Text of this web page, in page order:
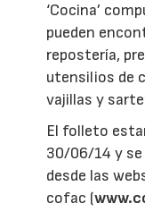
‘Cocina’
pueden
repostería,
utensilios de
vajillas y
El folleto
30/06/14 y se
desde las
cofac (